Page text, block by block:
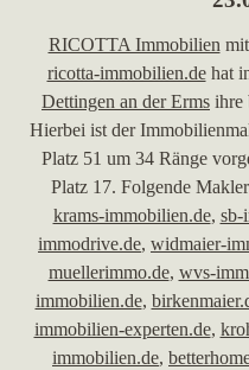
RICOTTA Immobilien
ricotta-immobilien.dehat
Dettingen an der Erms ihre
Hierbei ist der
Platz 51 um 34 Ränge
Platz 17. Folgende
krams-immobilien.de, sb-
immodrive.de, widmaier-
muellerimmo.de, wvs-
immobilien.de,
immobilien-experten.de,
immobilien.de,